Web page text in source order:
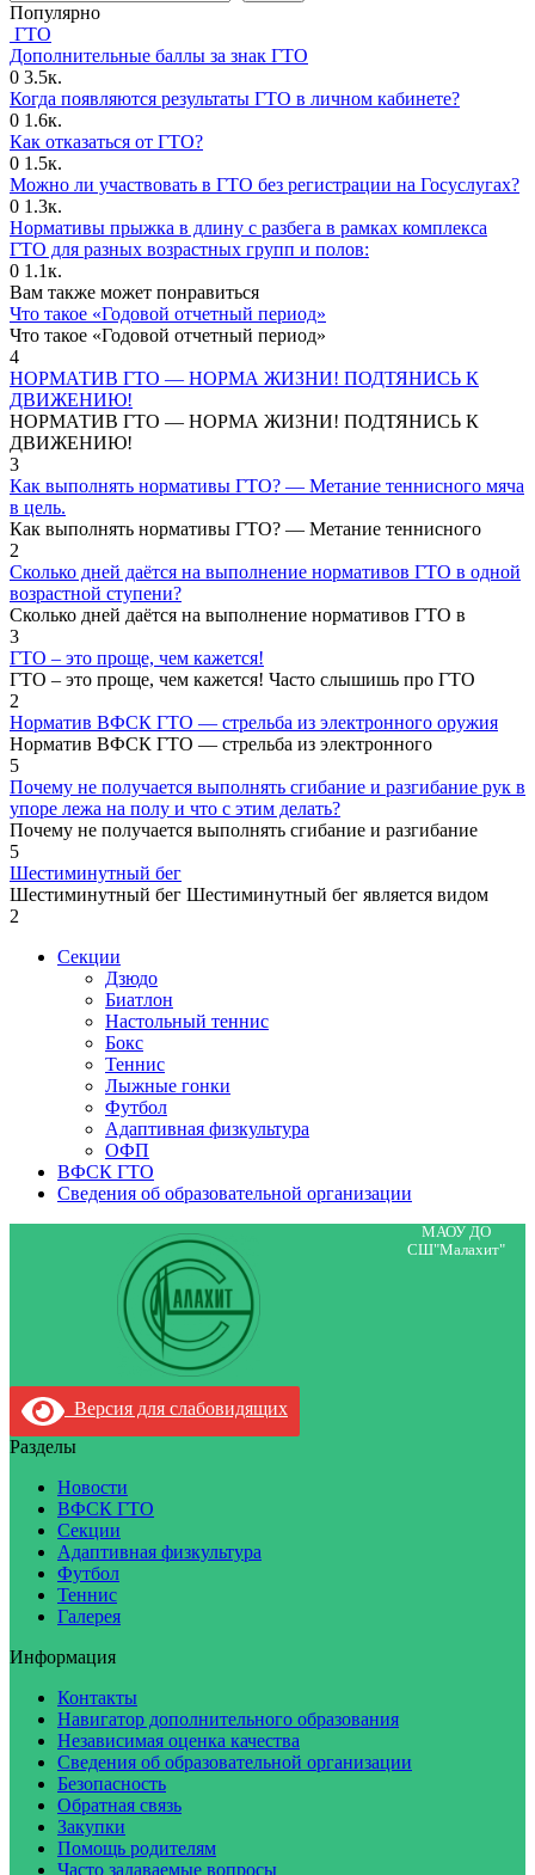
Популярно
ГТО
Дополнительные баллы за знак ГТО
0 3.5к.
Когда появляются результаты ГТО в личном кабинете?
0 1.6к.
Как отказаться от ГТО?
0 1.5к.
Можно ли участвовать в ГТО без регистрации на Госуслугах?
0 1.3к.
Нормативы прыжка в длину с разбега в рамках комплекса
ГТО для разных возрастных групп и полов:
0 1.1к.
Вам также может понравиться
Что такое «Годовой отчетный период»
Что такое «Годовой отчетный период»
4
НОРМАТИВ ГТО — НОРМА ЖИЗНИ! ПОДТЯНИСЬ К
ДВИЖЕНИЮ!
НОРМАТИВ ГТО — НОРМА ЖИЗНИ! ПОДТЯНИСЬ К
ДВИЖЕНИЮ!
3
Как выполнять нормативы ГТО? — Метание теннисного мяча
в цель.
Как выполнять нормативы ГТО? — Метание теннисного
2
Сколько дней даётся на выполнение нормативов ГТО в одной
возрастной ступени?
Сколько дней даётся на выполнение нормативов ГТО в
3
ГТО – это проще, чем кажется!
ГТО – это проще, чем кажется! Часто слышишь про ГТО
2
Норматив ВФСК ГТО — стрельба из электронного оружия
Норматив ВФСК ГТО — стрельба из электронного
5
Почему не получается выполнять сгибание и разгибание рук в
упоре лежа на полу и что с этим делать?
Почему не получается выполнять сгибание и разгибание
5
Шестиминутный бег
Шестиминутный бег Шестиминутный бег является видом
2
Секции
Дзюдо
Биатлон
Настольный теннис
Бокс
Теннис
Лыжные гонки
Футбол
Адаптивная физкультура
ОФП
ВФСК ГТО
Сведения об образовательной организации
МАОУ ДО
СШ"Малахит"
Версия для слабовидящих
Разделы
Новости
ВФСК ГТО
Секции
Адаптивная физкультура
Футбол
Теннис
Галерея
Информация
Контакты
Навигатор дополнительного образования
Независимая оценка качества
Сведения об образовательной организации
Безопасность
Обратная связь
Закупки
Помощь родителям
Часто задаваемые вопросы